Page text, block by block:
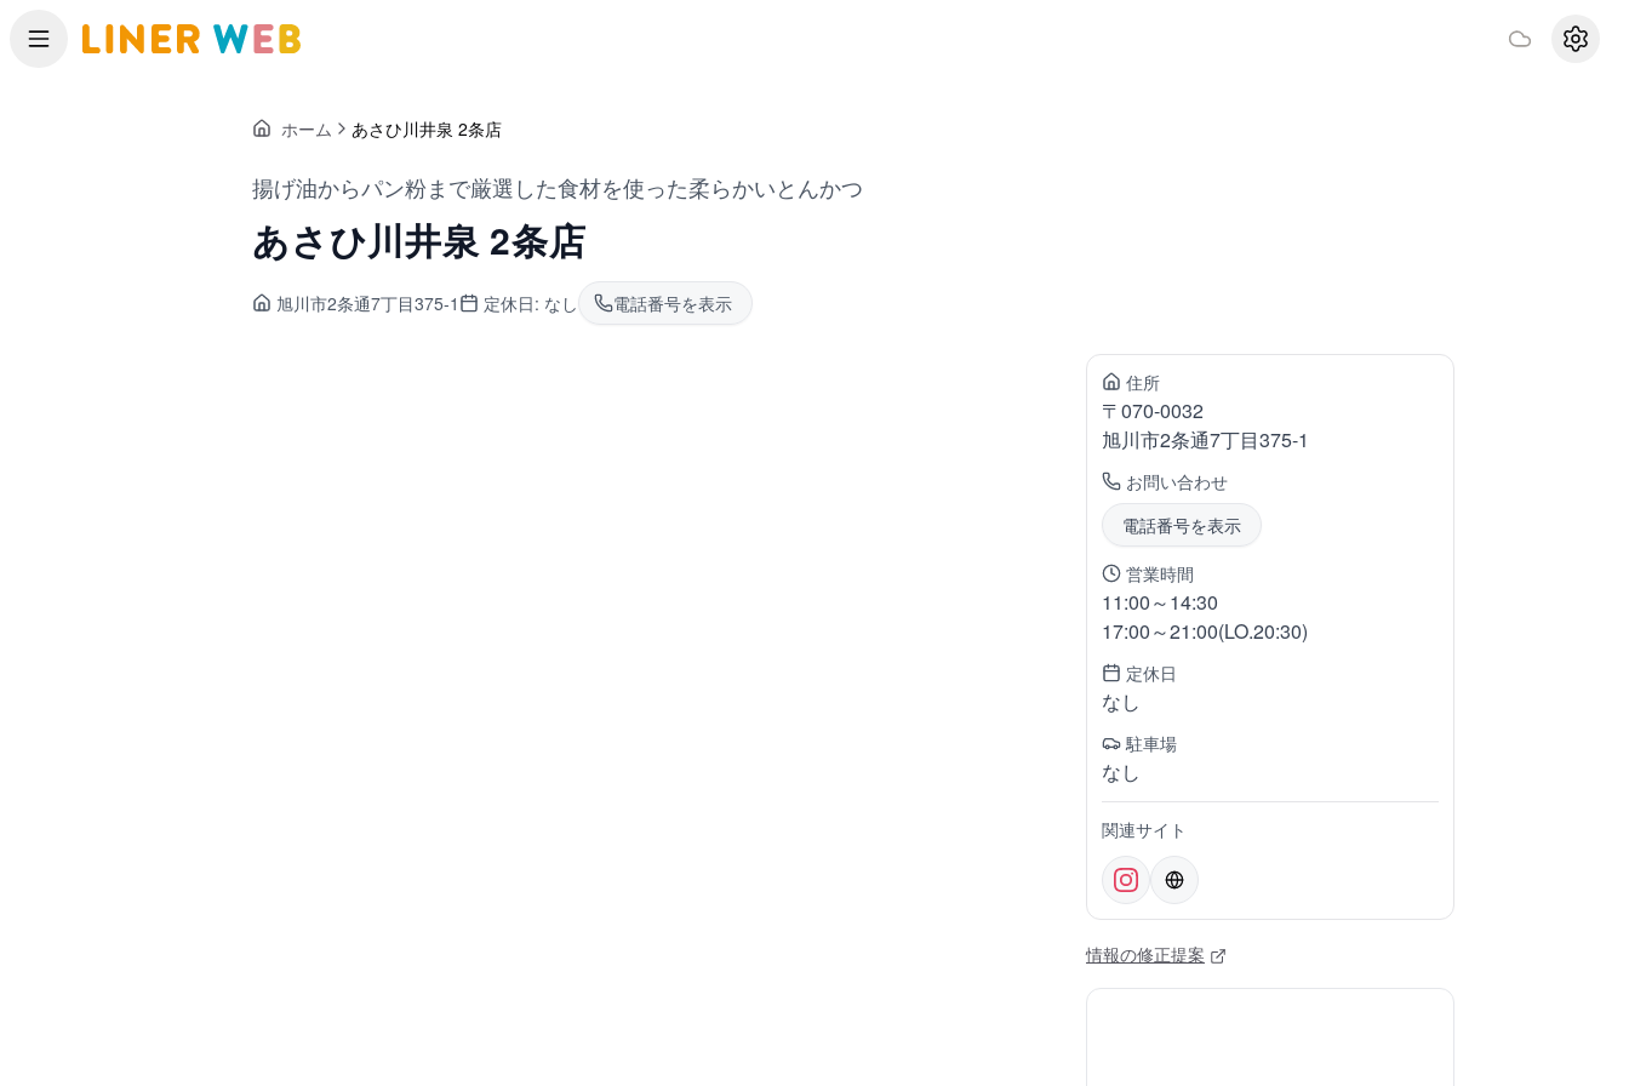
メニュー 設定
ホーム あさひ川井泉 2条店
揚げ油からパン粉まで厳選した食材を使った柔らかいとんかつ
あさひ川井泉 2条店
旭川市2条通7丁目375-1 定休日: なし 電話番号を表示
住所
〒070-0032
旭川市2条通7丁目375-1
お問い合わせ
電話番号を表示
営業時間
11:00～14:30
17:00～21:00(LO.20:30)
定休日
なし
駐車場
なし
関連サイト
情報の修正提案